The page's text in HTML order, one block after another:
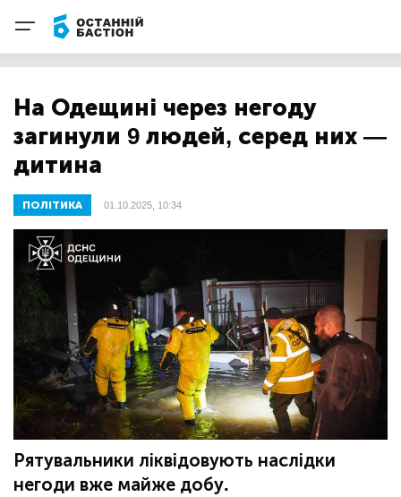
На Одещині через негоду
загинули 9 людей, серед них —
дитина
ПОЛІТИКА 01.10.2025, 10:34
Рятувальники ліквідовують наслідки
негоди вже майже добу.